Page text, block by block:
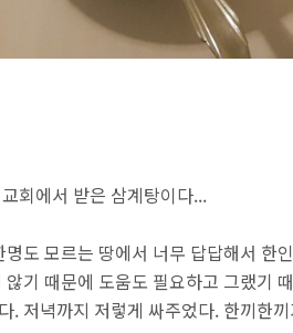
회에서 받은 삼계탕이다...
명도 모르는 땅에서 너무 답답해서 한
않기 때문에 도움도 필요하고 그랬기
. 저녁까지 저렇게 싸주었다. 한끼한